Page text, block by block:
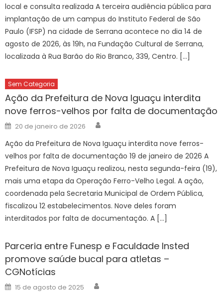
local e consulta realizada A terceira audiência pública para
implantação de um campus do Instituto Federal de São
Paulo (IFSP) na cidade de Serrana acontece no dia 14 de
agosto de 2026, às 19h, na Fundação Cultural de Serrana,
localizada à Rua Barão do Rio Branco, 339, Centro. […]
Sem Categoria
Ação da Prefeitura de Nova Iguaçu interdita
nove ferros-velhos por falta de documentação
Posted
on
20 de janeiro de 2026
Ação da Prefeitura de Nova Iguaçu interdita nove ferros-
velhos por falta de documentação 19 de janeiro de 2026 A
Prefeitura de Nova Iguaçu realizou, nesta segunda-feira (19),
mais uma etapa da Operação Ferro-Velho Legal. A ação,
coordenada pela Secretaria Municipal de Ordem Pública,
fiscalizou 12 estabelecimentos. Nove deles foram
interditados por falta de documentação. A […]
Parceria entre Funesp e Faculdade Insted
promove saúde bucal para atletas –
CGNotícias
Posted
on
15 de agosto de 2025